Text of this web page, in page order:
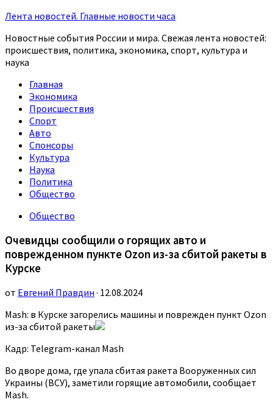
Лента новостей. Главные новости часа
Новостные события России и мира. Свежая лента новостей:
происшествия, политика, экономика, спорт, культура и
наука
Главная
Экономика
Происшествия
Спорт
Авто
Спонсоры
Культура
Наука
Политика
Общество
Общество
Очевидцы сообщили о горящих авто и
поврежденном пункте Ozon из-за сбитой ракеты в
Курске
от Евгений Правдин · 12.08.2024
Mash: в Курске загорелись машины и поврежден пункт Ozon
из-за сбитой ракеты
Кадр: Telegram-канал Mash
Во дворе дома, где упала сбитая ракета Вооруженных сил
Украины (ВСУ), заметили горящие автомобили, сообщает
Mash.